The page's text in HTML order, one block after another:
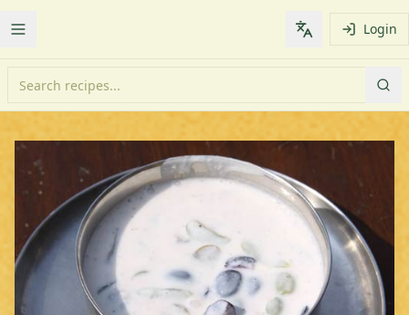
Toggle Menu Change Login